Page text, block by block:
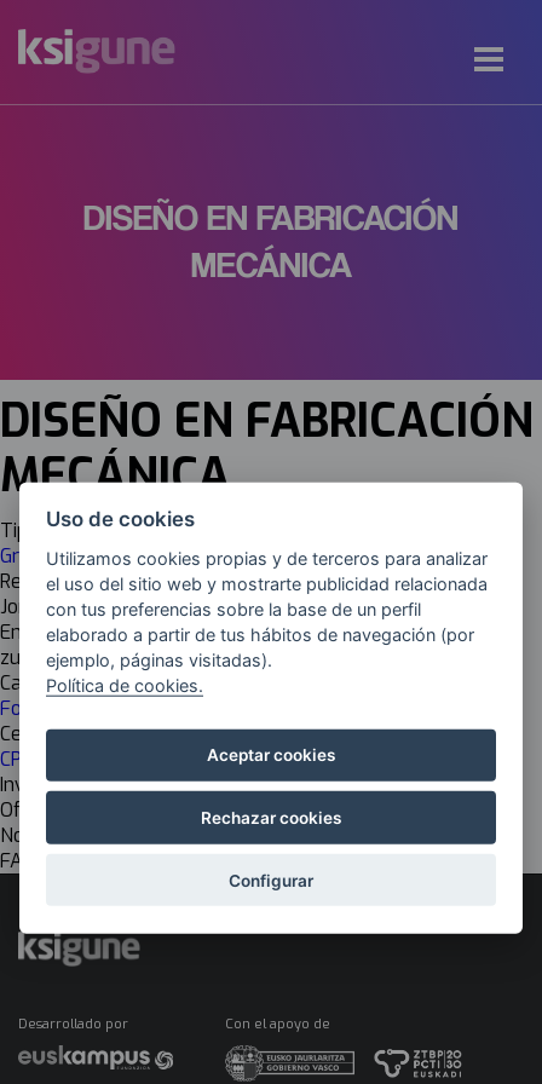
DISEÑO EN FABRICACIÓN
MECÁNICA
DISEÑO EN FABRICACIÓN
MECÁNICA
Tipología
Grado Superior (FP)
Responsable
Jon Intxaurraga
Email
zuzendaria@oteitzalp.org
Cadena de valor
Formación
Centro de investigación
CPIFP OTEITZA LIZEO POLITEKNIKOA LHIPI
Investigación
Off
Nombre del grupo EU
FABRIKAZIO MEKANIKOKO DISEINUA
Desarrollado por Con el apoyo de
Uso de cookies
Utilizamos cookies propias y de terceros para analizar
el uso del sitio web y mostrarte publicidad relacionada
con tus preferencias sobre la base de un perfil
elaborado a partir de tus hábitos de navegación (por
ejemplo, páginas visitadas).
Política de cookies.
Aceptar cookies
Rechazar cookies
Configurar